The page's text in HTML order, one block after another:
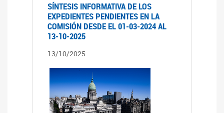
SÍNTESIS INFORMATIVA DE LOS
EXPEDIENTES PENDIENTES EN LA
COMISIÓN DESDE EL 01-03-2024 AL
13-10-2025
13/10/2025